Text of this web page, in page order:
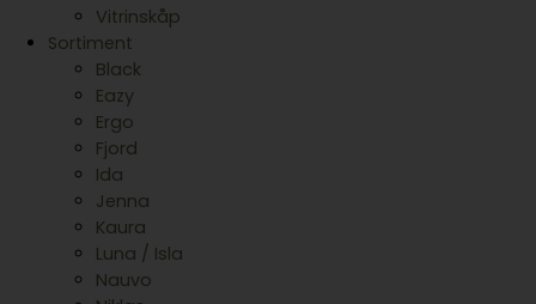
Vitrinskåp
Sortiment
Black
Eazy
Ergo
Fjord
Ida
Jenna
Kaura
Luna / Isla
Nauvo